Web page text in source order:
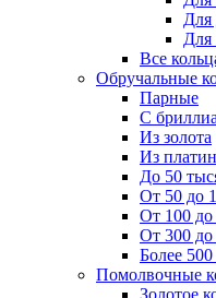
Для
Все
Обручальные
Парные
С
Из золота
Из
До 50
От 50 до
От 100 до
От 300 до
Более
Помолвочные
Золотое